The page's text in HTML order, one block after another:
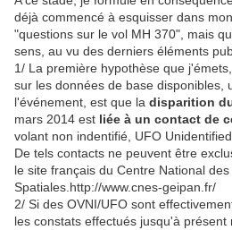
déjà commencé à esquisser dans
"questions sur le vol MH 370", mais
sens, au vu des derniers éléments
1/ La première hypothèse que
sur les données de base disponibles,
l'événement, est que la disparition
mars 2014 est liée à un contact de
volant non indentifié, UFO
De tels contacts ne peuvent être
le site français du Centre National
Spatiales.http://www.cnes-geipan.fr/
2/ Si des OVNI/UFO sont
les constats effectués jusqu'à